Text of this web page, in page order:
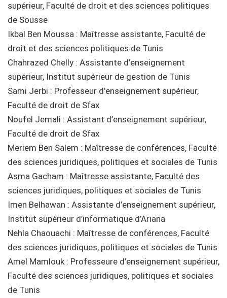
supérieur, Faculté de droit et des sciences politiques
de Sousse
Ikbal Ben Moussa : Maîtresse assistante, Faculté de
droit et des sciences politiques de Tunis
Chahrazed Chelly : Assistante d’enseignement
supérieur, Institut supérieur de gestion de Tunis
Sami Jerbi : Professeur d’enseignement supérieur,
Faculté de droit de Sfax
Noufel Jemali : Assistant d’enseignement supérieur,
Faculté de droit de Sfax
Meriem Ben Salem : Maîtresse de conférences, Faculté
des sciences juridiques, politiques et sociales de Tunis
Asma Gacham : Maîtresse assistante, Faculté des
sciences juridiques, politiques et sociales de Tunis
Imen Belhawan : Assistante d’enseignement supérieur,
Institut supérieur d’informatique d’Ariana
Nehla Chaouachi : Maîtresse de conférences, Faculté
des sciences juridiques, politiques et sociales de Tunis
Amel Mamlouk : Professeure d’enseignement supérieur,
Faculté des sciences juridiques, politiques et sociales
de Tunis